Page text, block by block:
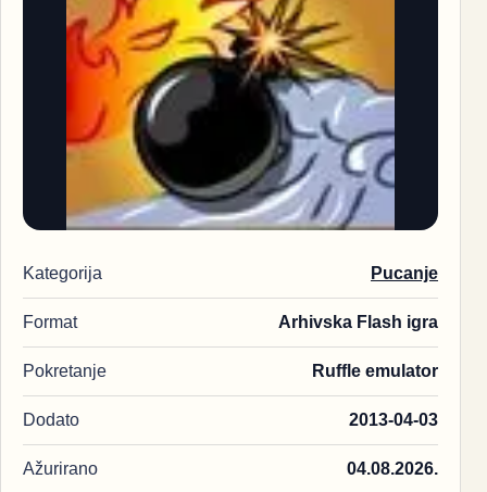
Kategorija Pucanje
Format Arhivska Flash igra
Pokretanje Ruffle emulator
Dodato 2013-04-03
Ažurirano 04.08.2026.